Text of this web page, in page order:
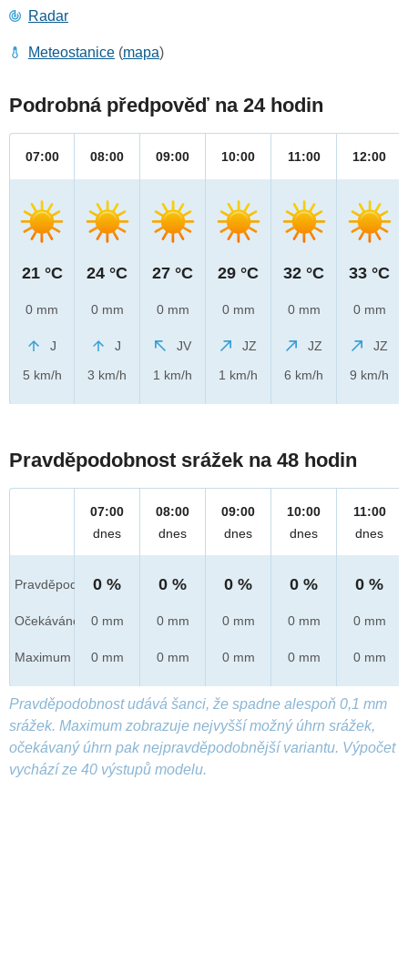
Radar
Meteostanice (mapa)
Podrobná předpověď na 24 hodin
07:00
21 °C
0 mm
J
5 km/h
08:00
24 °C
0 mm
J
3 km/h
09:00
27 °C
0 mm
JV
1 km/h
10:00
29 °C
0 mm
JZ
1 km/h
11:00
32 °C
0 mm
JZ
6 km/h
12:00
33 °C
0 mm
JZ
9 km/h
Pravděpodobnost srážek na 48 hodin
Pravděpod.
Očekáváno
Maximum
07:00
dnes
0 %
0 mm
0 mm
08:00
dnes
0 %
0 mm
0 mm
09:00
dnes
0 %
0 mm
0 mm
10:00
dnes
0 %
0 mm
0 mm
11:00
dnes
0 %
0 mm
0 mm
Pravděpodobnost udává šanci, že spadne alespoň 0,1 mm
srážek. Maximum zobrazuje nejvyšší možný úhrn srážek,
očekávaný úhrn pak nejpravděpodobnější variantu. Výpočet
vychází ze 40 výstupů modelu.